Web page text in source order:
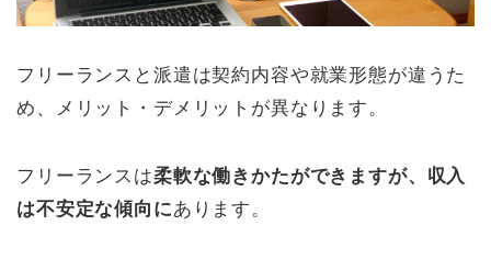
フリーランスと派遣は契約内容や就業形態が違うた
め、メリット・デメリットが異なります。
フリーランスは柔軟な働きかたができますが、収入
は不安定な傾向にあります。